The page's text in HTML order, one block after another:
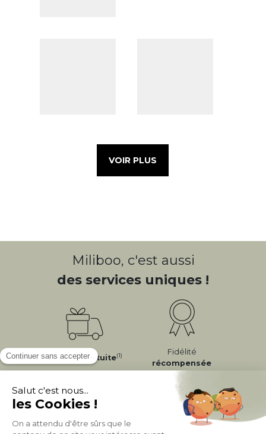
VOIR PLUS
Miliboo, c'est aussi
des services uniques !
LivraisonGratuite(1)
Fidélité
récompensée